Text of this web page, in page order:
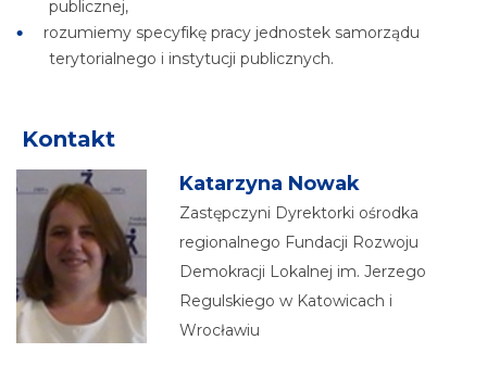
publicznej,
rozumiemy specyfikę pracy jednostek samorządu
terytorialnego i instytucji publicznych.
Kontakt
Katarzyna Nowak
Zastępczyni Dyrektorki ośrodka
regionalnego Fundacji Rozwoju
Demokracji Lokalnej im. Jerzego
Regulskiego w Katowicach i
Wrocławiu